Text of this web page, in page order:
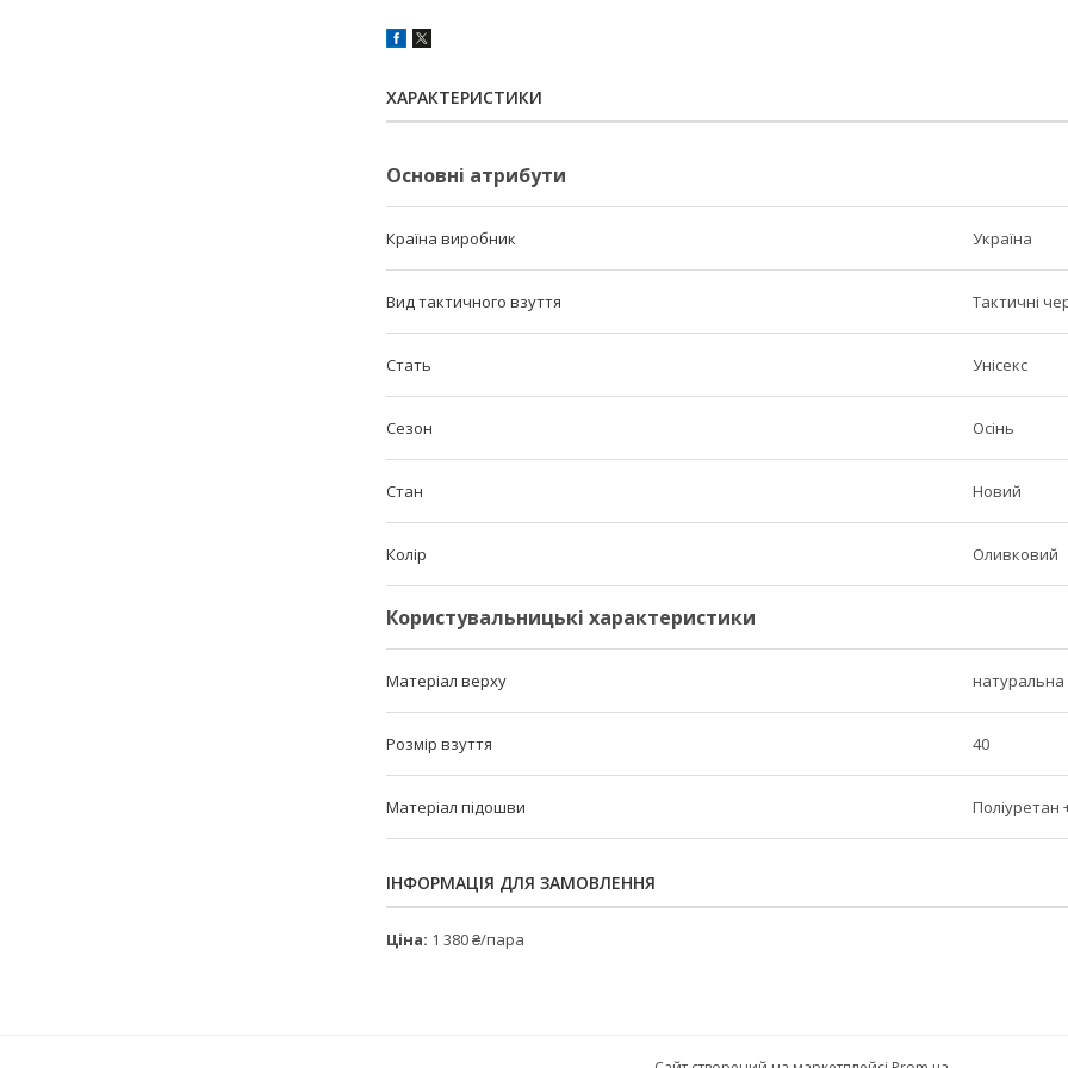
ХАРАКТЕРИСТИКИ
Основні атрибути
Країна виробник Україна
Вид тактичного взуття Тактичні
Стать Унісекс
Сезон Осінь
Стан Новий
Колір Оливковий
Користувальницькі характеристики
Матеріал верху натуральна
Розмір взуття 40
Матеріал підошви Поліуретан
ІНФОРМАЦІЯ ДЛЯ ЗАМОВЛЕННЯ
Ціна: 1 380 ₴/пара